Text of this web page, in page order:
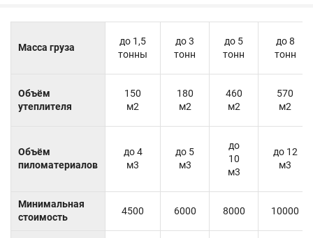
Масса груза
до 1,5
тонны
до 3
тонн
до 5
тонн
до 8
тонн
Объём
утеплителя
150
м2
180
м2
460
м2
570
м2
Объём
пиломатериалов
до 4
м3
до 5
м3
до
10
м3
до 12
м3
Минимальная
стоимость
4500 6000 8000 10000